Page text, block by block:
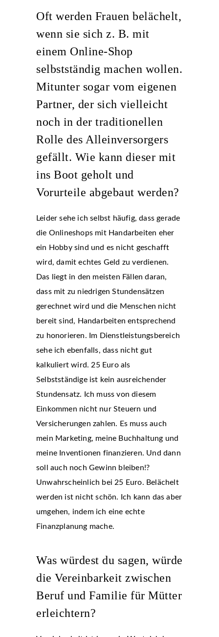
Oft werden Frauen belächelt,
wenn sie sich z. B. mit
einem Online-Shop
selbstständig machen wollen.
Mitunter sogar vom eigenen
Partner, der sich vielleicht
noch in der traditionellen
Rolle des Alleinversorgers
gefällt. Wie kann dieser mit
ins Boot geholt und
Vorurteile abgebaut werden?
Leider sehe ich selbst häufig, dass gerade
die Onlineshops mit Handarbeiten eher
ein Hobby sind und es nicht geschafft
wird, damit echtes Geld zu verdienen.
Das liegt in den meisten Fällen daran,
dass mit zu niedrigen Stundensätzen
gerechnet wird und die Menschen nicht
bereit sind, Handarbeiten entsprechend
zu honorieren. Im Dienstleistungsbereich
sehe ich ebenfalls, dass nicht gut
kalkuliert wird. 25 Euro als
Selbstständige ist kein ausreichender
Stundensatz. Ich muss von diesem
Einkommen nicht nur Steuern und
Versicherungen zahlen. Es muss auch
mein Marketing, meine Buchhaltung und
meine Inventionen finanzieren. Und dann
soll auch noch Gewinn bleiben!?
Unwahrscheinlich bei 25 Euro. Belächelt
werden ist nicht schön. Ich kann das aber
umgehen, indem ich eine echte
Finanzplanung mache.
Was würdest du sagen, würde
die Vereinbarkeit zwischen
Beruf und Familie für Mütter
erleichtern?